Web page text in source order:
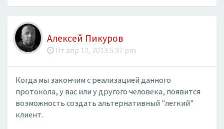
Алексей Пикуров
Пт апр 12, 2013 5:37 pm
Когда мы закончим с реализацией данного
протокола, у вас или у другого человека, появится
возможность создать альтернативный "легкий"
клиент.